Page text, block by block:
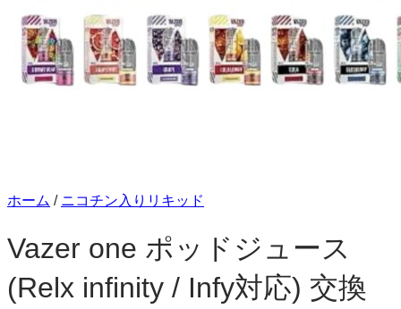
ホーム / ニコチン入りリキッド
Vazer one ポッドジュース
(Relx infinity / Infy対応) 交換